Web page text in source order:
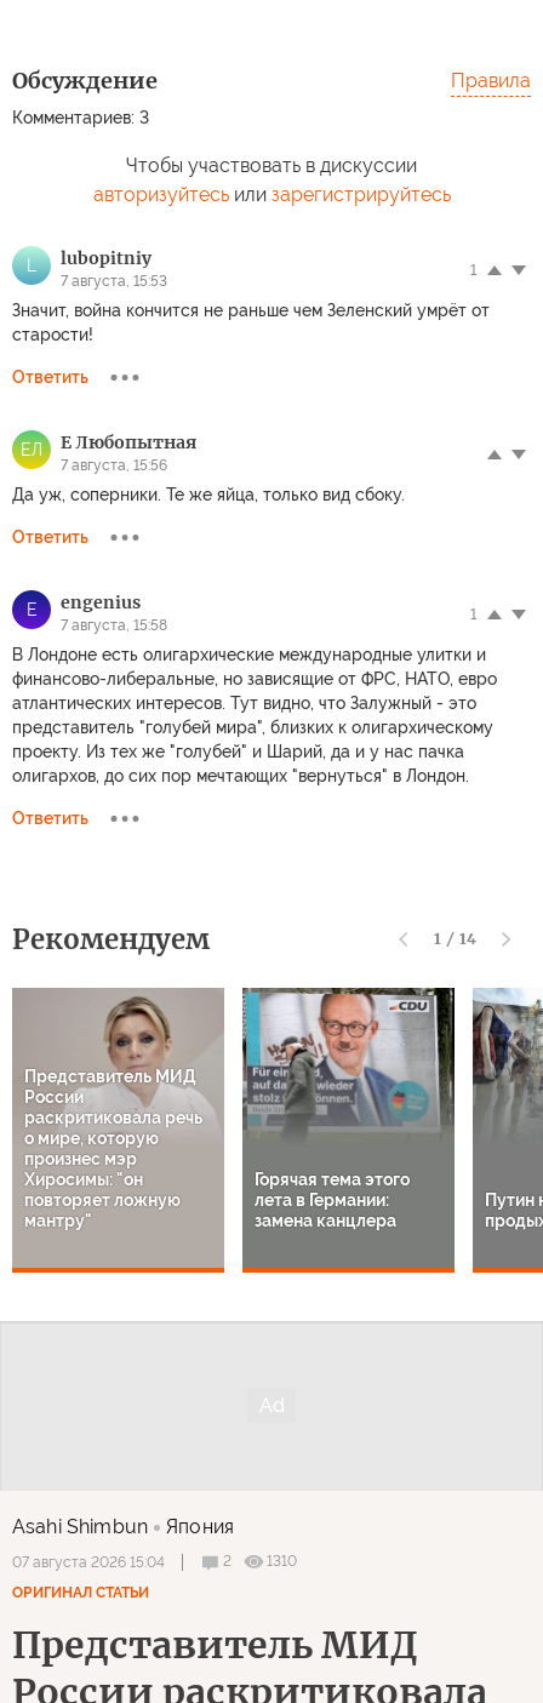
Обсуждение
Комментариев: 3
Правила
Чтобы участвовать в дискуссии
авторизуйтесьили зарегистрируйтесь
L lubopitniy
7 августа, 15:53
1
Значит, война кончится не раньше чем Зеленский умрёт от
старости!
Ответить
ЕЛ Е Любопытная
7 августа, 15:56
Да уж, соперники. Те же яйца, только вид сбоку.
Ответить
E engenius
7 августа, 15:58
1
В Лондоне есть олигархические международные улитки и
финансово-либеральные, но зависящие от ФРС, НАТО, евро
атлантических интересов. Тут видно, что Залужный - это
представитель "голубей мира", близких к олигархическому
проекту. Из тех же "голубей" и Шарий, да и у нас пачка
олигархов, до сих пор мечтающих "вернуться" в Лондон.
Ответить
Рекомендуем 1 / 14
Представитель МИД
России
раскритиковала речь
о мире, которую
произнес мэр
Хиросимы: "он
повторяет ложную
мантру"
Горячая тема этого
лета в Германии:
замена канцлера
Путин
Asahi Shimbun Япония
07 августа 2026 15:04 2
1310
ОРИГИНАЛ СТАТЬИ
Представитель МИД
России раскритиковала